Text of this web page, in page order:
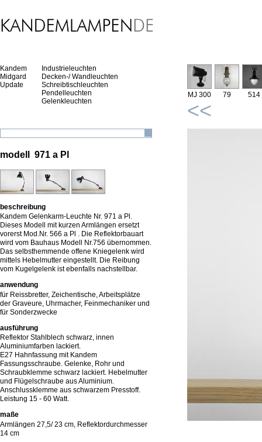
Kandem
Midgard
Update
Industrieleuchten
Decken-/ Wandleuchten
Schreibtischleuchten
Pendelleuchten
Gelenkleuchten
modell 971 a Pl
beschreibung
Kandem Gelenkarm-Leuchte Nr. 971 a Pl.
Dieses Modell mit kurzen Armlängen ersetzt
vorerst Mod.Nr. 566 a Pl . Die Reflektorbauart
wird vom Bauhaus Modell Nr.756 übernommen.
Das selbsthemmende offene Kniegelenk wird
mittels Hebelmutter eingestellt. Die Reibung
vom Kugelgelenk ist ebenfalls nachstellbar.
anwendung
für Reissbretter, Zeichentische, Arbeitsplätze
der Graveure, Uhrmacher, Feinmechaniker und
für Sonderzwecke
ausführung
Reflektor Stahlblech schwarz, innen
Aluminiumfarben lackiert.
E27 Hahnfassung mit Kandem
Fassungsschraube. Gelenke, Rohr und
Schraubklemme schwarz lackiert. Hebelmutter
und Flügelschraube aus Aluminium.
Anschlussklemme aus schwarzem Presstoff.
Leistung 15 - 60 Watt.
maße
Armlängen 27,5/ 23 cm, Reflektordurchmesser
14 cm
MJ 300 79 514
<<